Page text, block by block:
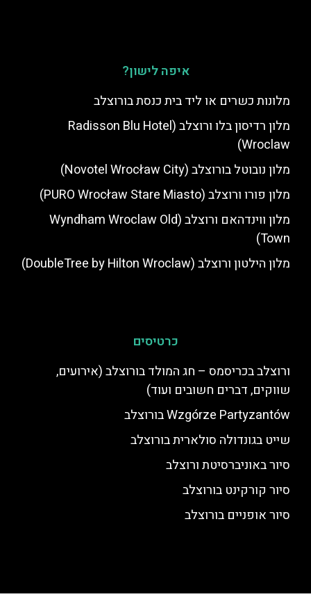
איפה לישון?
מלונות כשרים או ליד בית כנסת בורוצלב
מלון רדיסון בלו ורוצלב (Radisson Blu Hotel
Wroclaw)
מלון נובוטל בורוצלב (Novotel Wrocław City)
מלון פורו ורוצלב (PURO Wrocław Stare Miasto)
מלון ווינדהאם ורוצלב (Wyndham Wroclaw Old
Town)
מלון הילטון ורוצלב (DoubleTree by Hilton Wroclaw)
כרטיסים
ורוצלב בכריסמס – חג המולד בורוצלב (אירועים,
שווקים, דברים חשובים ועוד)
Wzgórze Partyzantów בורוצלב
שייט בגונדולה סולארית בורוצלב
סיור באוניברסיטת ורוצלב
סיור קורקינט בורוצלב
סיור אופניים בורוצלב